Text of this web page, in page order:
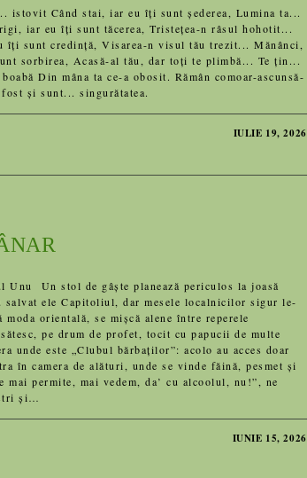
istovit Când stai, iar eu îți sunt șederea, Lumina ta...
iar eu îți sunt tăcerea, Tristețea-n râsul hohotit...
sunt credință, Visarea-n visul tău trezit... Mănânci,
sorbirea, Acasă-al tău, dar toți te plimbă... Te țin...
Din mâna ta ce-a obosit. Rămân comoar-ascunsă-
și sunt... singurătatea.
IULIE 19, 2026
Unu Un stol de gâşte planează periculos la joasă
salvat ele Capitoliul, dar mesele localnicilor sigur le-
orientală, se mişcă alene între reperele
pe drum de profet, tocit cu papucii de multe
unde este „Clubul bărbaţilor”: acolo au acces doar
în camera de alături, unde se vinde făină, pesmet şi
permite, mai vedem, da’ cu alcoolul, nu!”, ne
şi…
IUNIE 15, 2026